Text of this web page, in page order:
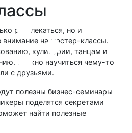
развлекаться, но и
внимание на мастер-классы.
кулинарии, танцам и
Можно научиться чему-то
с друзьями.
полезны бизнес-семинары
поделятся секретами
найти полезные